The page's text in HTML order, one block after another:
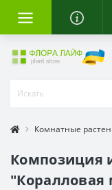
Комнатные
Композиция
"Коралловая